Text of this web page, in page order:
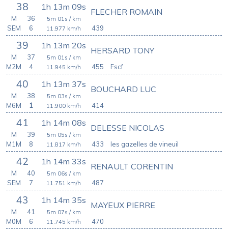
38 1h 13m 09s
439
FLECHER ROMAIN
5m 01s / km
11.977 km/h
M
36
SEM
6
39 1h 13m 20s
455
HERSARD TONY
5m 01s / km
11.945 km/h
M
37
M2M
4 Fscf
40 1h 13m 37s
414
BOUCHARD LUC
5m 03s / km
11.900 km/h
M
38
M6M
1
41 1h 14m 08s
433
DELESSE NICOLAS
5m 05s / km
11.817 km/h
M
39
M1M
8 les gazelles de vineuil
42 1h 14m 33s
487
RENAULT CORENTIN
5m 06s / km
11.751 km/h
M
40
SEM
7
43 1h 14m 35s
470
MAYEUX PIERRE
5m 07s / km
11.745 km/h
M
41
M0M
6